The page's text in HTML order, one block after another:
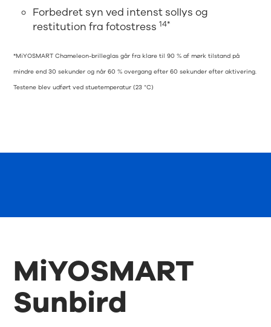
Forbedret syn ved intenst sollys og
restitution fra fotostress14*
*MiYOSMART Chameleon-brilleglas går fra klare til 90 % af mørk tilstand på
mindre end 30 sekunder og når 60 % overgang efter 60 sekunder efter aktivering.
Testene blev udført ved stuetemperatur (23 °C)
MiYOSMART
Sunbird